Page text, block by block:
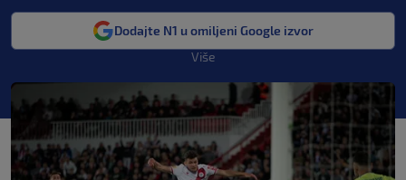
Dodajte N1 u omiljeni Google izvor
Više